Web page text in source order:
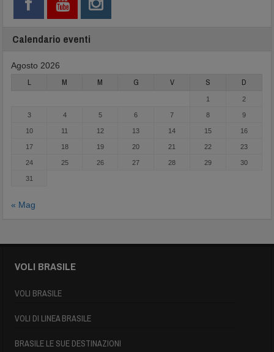
Calendario eventi
Agosto 2026
L M M G V S D
1 2
3 4 5 6 7 8 9
10 11 12 13 14 15 16
17 18 19 20 21 22 23
24 25 26 27 28 29 30
31
« Mag
VOLI BRASILE
VOLI BRASILE
VOLI DI LINEA BRASILE
BRASILE LE SUE DESTINAZIONI